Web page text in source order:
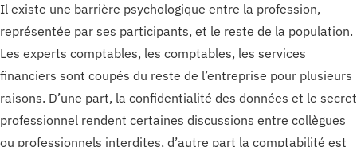
Il existe une barrière psychologique entre la profession,
représentée par ses participants, et le reste de la population.
Les experts comptables, les comptables, les services
financiers sont coupés du reste de l’entreprise pour plusieurs
raisons. D’une part, la confidentialité des données et le secret
professionnel rendent certaines discussions entre collègues
ou professionnels interdites, d’autre part la comptabilité est